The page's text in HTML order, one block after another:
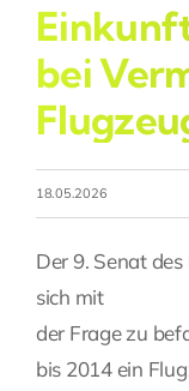
Profil
Leistungen
Team
Stellenangebote
Fragen Sie Ihre
bei
18.05.2026
Der 9. Senat
sich mit
der Frage zu
bis 2014 ein